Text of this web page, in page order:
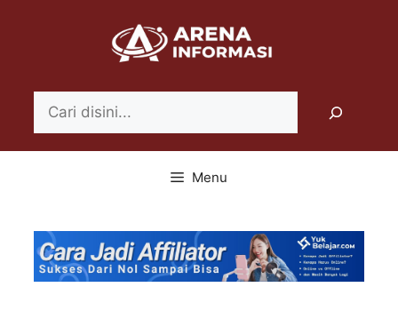
Menu